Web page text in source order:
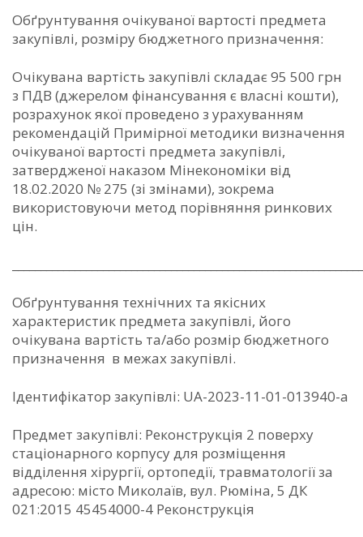
Обґрунтування очікуваної вартості предмета
закупівлі, розміру бюджетного призначення:
Очікувана вартість закупівлі складає 95 500 грн
з ПДВ (джерелом фінансування є власні кошти),
розрахунок якої проведено з урахуванням
рекомендацій Примірної методики визначення
очікуваної вартості предмета закупівлі,
затвердженої наказом Мінекономіки від
18.02.2020 № 275 (зі змінами), зокрема
використовуючи метод порівняння ринкових
цін.
Обґрунтування технічних та якісних
характеристик предмета закупівлі, його
очікувана вартість та/або розмір бюджетного
призначення в межах закупівлі.
Ідентифікатор закупівлі: UA-2023-11-01-013940-a
Предмет закупівлі: Реконструкція 2 поверху
стаціонарного корпусу для розміщення
відділення хірургії, ортопедії, травматології за
адресою: місто Миколаїв, вул. Рюміна, 5 ДК
021:2015 45454000-4 Реконструкція